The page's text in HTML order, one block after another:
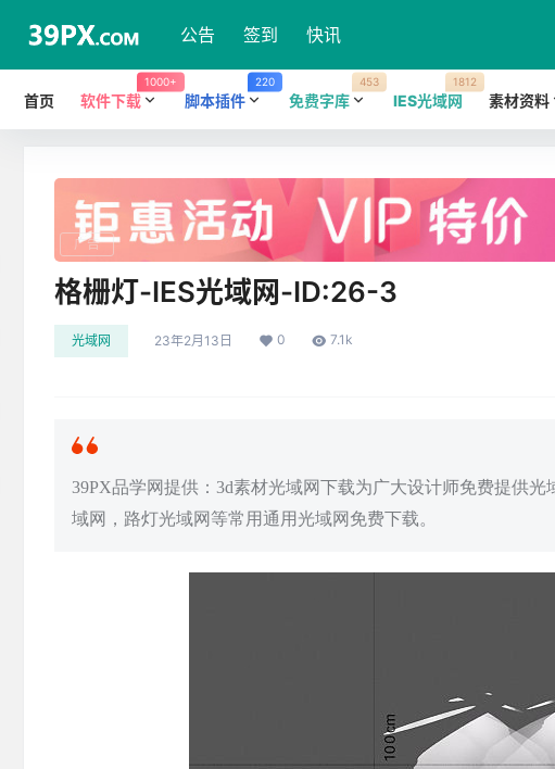
公告 签到 快讯
首页 软件下载
1000+
脚本插件
220
免费字库
453
IES光域网
1812
素材资料
广告
格栅灯-IES光域网-ID:26-3
光域网 23年2月13日 0 7.1k
39PX品学网提供：3d素材光域网下载为广大设计师免费提供
域网，路灯光域网等常用通用光域网免费下载。